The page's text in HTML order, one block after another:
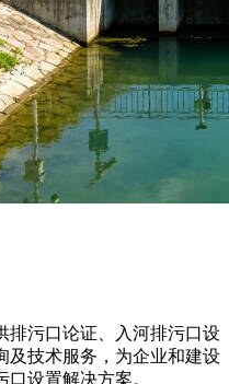
排污口论证、入河排污口设
及技术服务，为企业和建设
设置解决方案。